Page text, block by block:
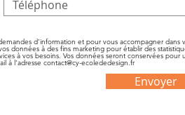
d’information et pour vous accompagner dans
données à des fins marketing pour établir des
à vos besoins. Vos données seront conservées pour
à l’adresse contact@cy-ecolededesign.fr
Envoyer